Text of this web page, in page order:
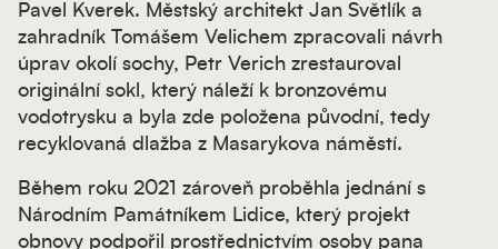
Pavel Kverek. Městský architekt Jan Světlík a
zahradník Tomášem Velichem zpracovali návrh
úprav okolí sochy, Petr Verich zrestauroval
originální sokl, který náleží k bronzovému
vodotrysku a byla zde položena původní, tedy
recyklovaná dlažba z Masarykova náměstí.
Během roku 2021 zároveň proběhla jednání s
Národním Památníkem Lidice, který projekt
obnovy podpořil prostřednictvím osoby pana